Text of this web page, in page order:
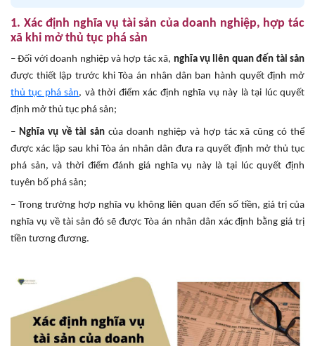
1. Xác định nghĩa vụ tài sản của doanh nghiệp, hợp tác
xã khi mở thủ tục phá sản
– Đối với doanh nghiệp và hợp tác xã, nghĩa vụ liên quan đến tài sản
được thiết lập trước khi Tòa án nhân dân ban hành quyết định mở
thủ tục phá sản, và thời điểm xác định nghĩa vụ này là tại lúc quyết
định mở thủ tục phá sản;
– Nghĩa vụ về tài sản của doanh nghiệp và hợp tác xã cũng có thể
được xác lập sau khi Tòa án nhân dân đưa ra quyết định mở thủ tục
phá sản, và thời điểm đánh giá nghĩa vụ này là tại lúc quyết định
tuyên bố phá sản;
– Trong trường hợp nghĩa vụ không liên quan đến số tiền, giá trị của
nghĩa vụ về tài sản đó sẽ được Tòa án nhân dân xác định bằng giá trị
tiền tương đương.